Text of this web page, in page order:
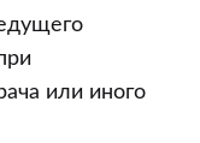
или иного